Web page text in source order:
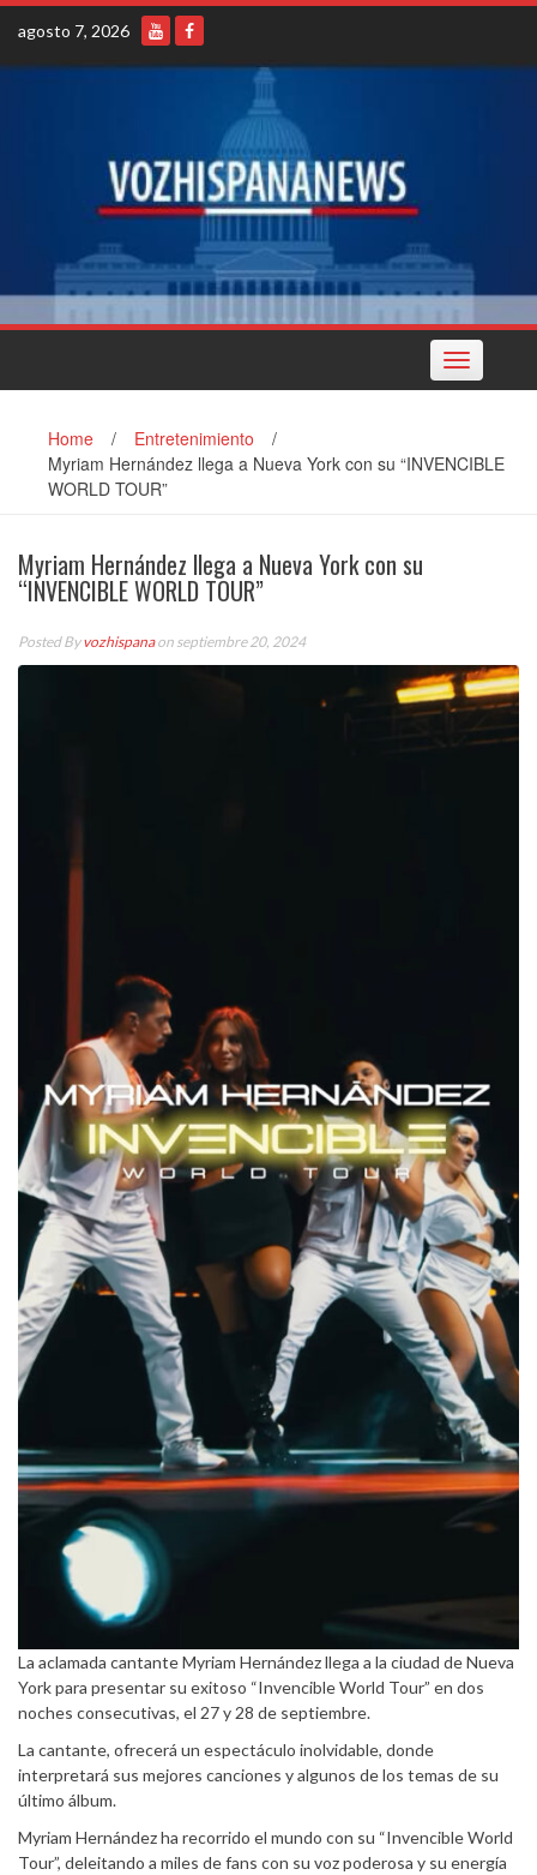
Skip
content
agosto 7, 2026
Toggle
navigation
Home / Entretenimiento
/
Myriam Hernández llega a Nueva York con su “INVENCIBLE
WORLD TOUR”
Myriam Hernández llega a Nueva York con su
“INVENCIBLE WORLD TOUR”
Posted Byvozhispanaon septiembre 20, 2024
La aclamada cantante Myriam Hernández llega a la ciudad de Nueva
York para presentar su exitoso “Invencible World Tour” en dos
noches consecutivas, el 27 y 28 de septiembre.
La cantante, ofrecerá un espectáculo inolvidable, donde
interpretará sus mejores canciones y algunos de los temas de su
último álbum.
Myriam Hernández ha recorrido el mundo con su “Invencible World
Tour”, deleitando a miles de fans con su voz poderosa y su energía